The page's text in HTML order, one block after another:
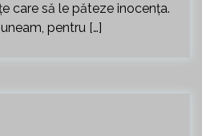
care să le păteze inocența.
pentru […]